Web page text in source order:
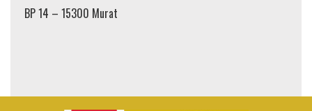
BP 14 – 15300 Murat